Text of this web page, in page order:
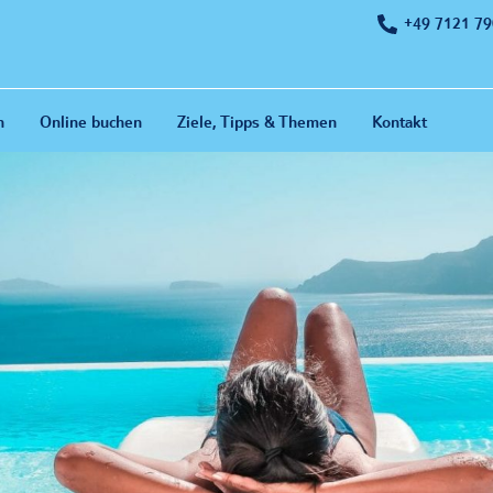
+49 7121
früh buchen?
Pauschalreise?
Fragen
Online buchen Ziele, Tipps & Themen
Cars
Reisen mit Hund
Alleine verreisen
Alleine Reisen als Frau
Reisen mit Unverträglichkeiten
Ausflüge im
Dem Winter
Die schönsten
Die coolsten
entdecken
Kulinarische
Beliebteste
Kontakt